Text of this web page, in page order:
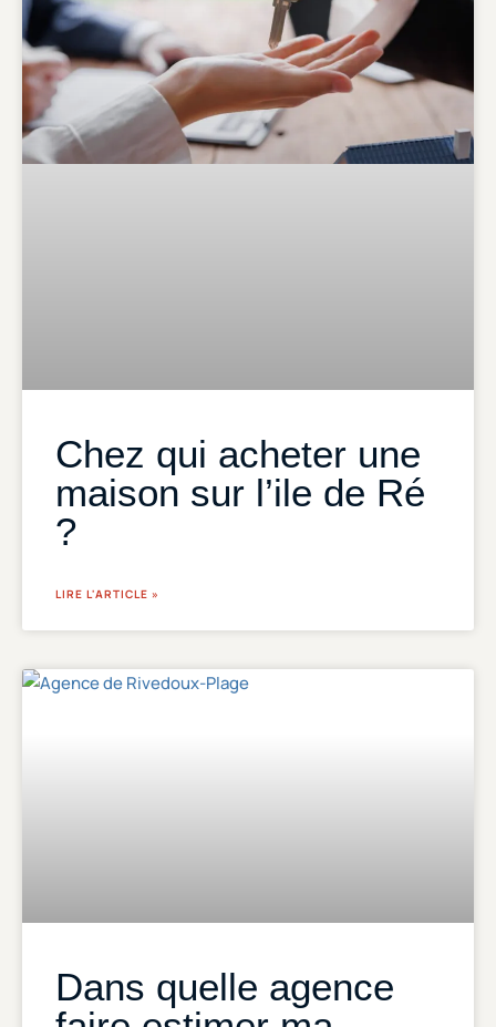
Chez qui acheter une
maison sur l’ile de Ré
?
LIRE L'ARTICLE »
Dans quelle agence